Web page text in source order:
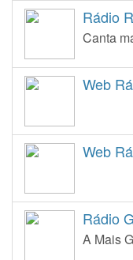
Rádio
Canta
Web
Web
Rádio
A Mais